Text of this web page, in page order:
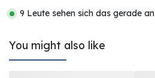
9 Leute sehen sich das gerade an
You might also like